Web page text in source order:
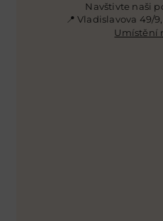
Navštivte naši
📍 Vladislavova 49/
Umístění